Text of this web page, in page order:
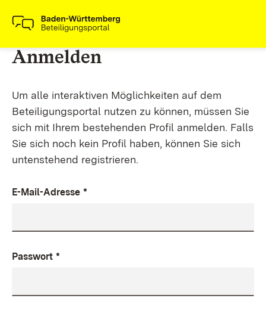
Anmelden
Um alle interaktiven Möglichkeiten auf dem
Beteiligungsportal nutzen zu können, müssen Sie
sich mit Ihrem bestehenden Profil anmelden. Falls
Sie sich noch kein Profil haben, können Sie sich
untenstehend registrieren.
E-Mail-Adresse *
Passwort *